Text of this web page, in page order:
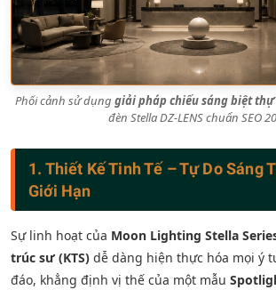
Phối cảnh sử dụng giải pháp chiếu sáng biệt
đèn Stella DZ-LENS chuẩn SEO
1. Thiết Kế Tinh Tế – Tự Do Sáng
Giới Hạn
Sự linh hoạt của Moon Lighting Stella
trúc sư (KTS) dễ dàng hiện thực hóa mọi ý
đáo, khẳng định vị thế của một mẫu